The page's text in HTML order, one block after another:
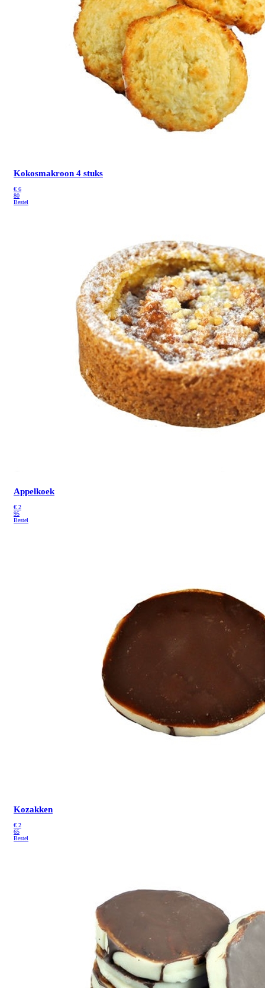
Kokosmakroon 4 stuks
€ 6
80
Bestel
Appelkoek
€ 2
95
Bestel
Kozakken
€ 2
65
Bestel